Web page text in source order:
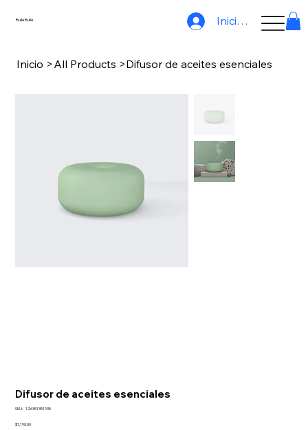
BulleBulle Iniciar sesión
Inicio > All Products >Difusor de aceites esenciales
Difusor de aceites esenciales
SKU: SKU
126351351935
Precio
$1,190.00